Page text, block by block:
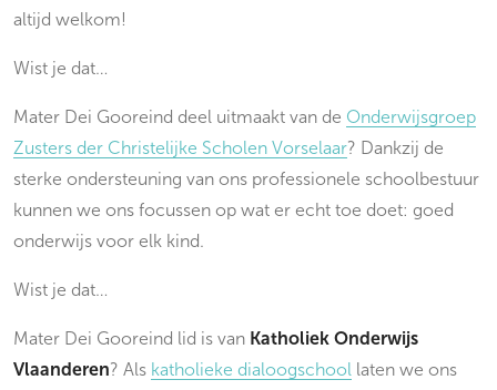
altijd welkom!
Wist je dat…
Mater Dei Gooreind deel uitmaakt van de Onderwijsgroep
Zusters der Christelijke Scholen Vorselaar? Dankzij de
sterke ondersteuning van ons professionele schoolbestuur
kunnen we ons focussen op wat er echt toe doet: goed
onderwijs voor elk kind.
Wist je dat…
Mater Dei Gooreind lid is van Katholiek Onderwijs
Vlaanderen? Als katholieke dialoogschool laten we ons